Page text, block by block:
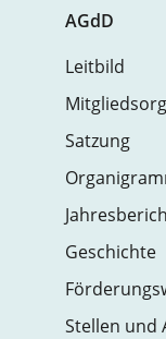
AGdD
Leitbild
Satzung
Geschichte
Stellen und